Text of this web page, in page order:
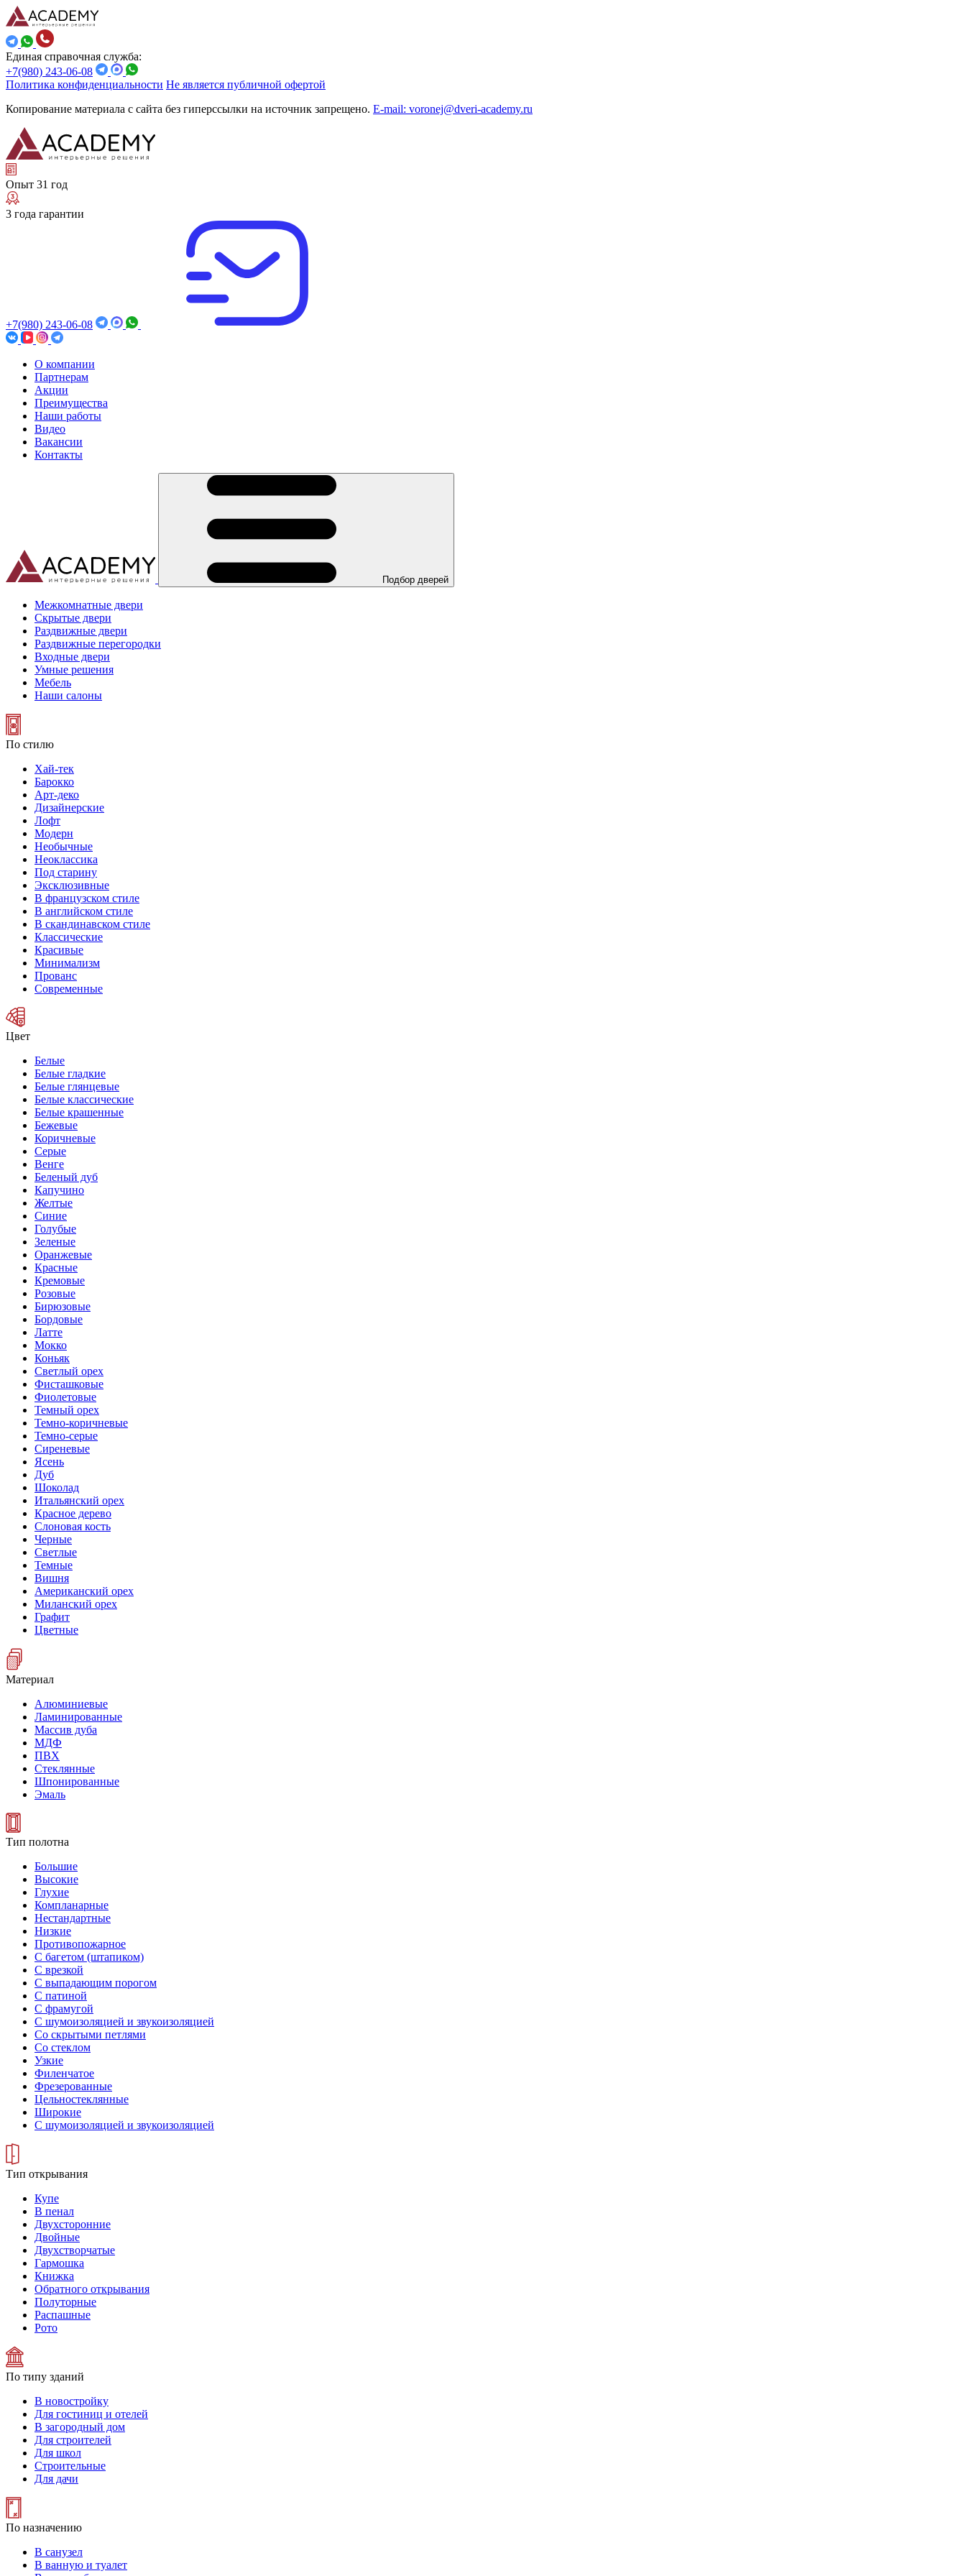
Единая справочная служба:
+7(980) 243-06-08
Политика конфиденциальности Не является публичной офертой
Копирование материала с сайта без гиперссылки на источник запрещено. E-mail: voronej@dveri-academy.ru
Опыт 31 год
3 года гарантии
+7(980) 243-06-08
О компании
Партнерам
Акции
Преимущества
Наши работы
Видео
Вакансии
Контакты
Подбор дверей
Межкомнатные двери
Скрытые двери
Раздвижные двери
Раздвижные перегородки
Входные двери
Умные решения
Мебель
Наши салоны
По стилю
Хай-тек
Барокко
Арт-деко
Дизайнерские
Лофт
Модерн
Необычные
Неоклассика
Под старину
Эксклюзивные
В французском стиле
В английском стиле
В скандинавском стиле
Классические
Красивые
Минимализм
Прованс
Современные
Цвет
Белые
Белые гладкие
Белые глянцевые
Белые классические
Белые крашенные
Бежевые
Коричневые
Серые
Венге
Беленый дуб
Капучино
Желтые
Синие
Голубые
Зеленые
Оранжевые
Красные
Кремовые
Розовые
Бирюзовые
Бордовые
Латте
Мокко
Коньяк
Светлый орех
Фисташковые
Фиолетовые
Темный орех
Темно-коричневые
Темно-серые
Сиреневые
Ясень
Дуб
Шоколад
Итальянский орех
Красное дерево
Слоновая кость
Черные
Светлые
Темные
Вишня
Американский орех
Миланский орех
Графит
Цветные
Материал
Алюминиевые
Ламинированные
Массив дуба
МДФ
ПВХ
Стеклянные
Шпонированные
Эмаль
Тип полотна
Большие
Высокие
Глухие
Компланарные
Нестандартные
Низкие
Противопожарное
С багетом (штапиком)
С врезкой
С выпадающим порогом
С патиной
С фрамугой
С шумоизоляцией и звукоизоляцией
Со скрытыми петлями
Со стеклом
Узкие
Филенчатое
Фрезерованные
Цельностеклянные
Широкие
С шумоизоляцией и звукоизоляцией
Тип открывания
Купе
В пенал
Двухсторонние
Двойные
Двухстворчатые
Гармошка
Книжка
Обратного открывания
Полуторные
Распашные
Рото
По типу зданий
В новостройку
Для гостиниц и отелей
В загородный дом
Для строителей
Для школ
Строительные
Для дачи
По назначению
В санузел
В ванную и туалет